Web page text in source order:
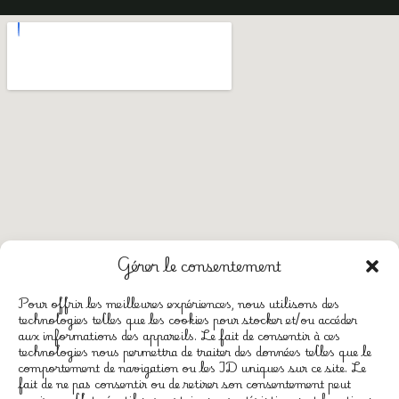
Gérer le consentement
Pour offrir les meilleures expériences, nous utilisons des
technologies telles que les cookies pour stocker et/ou accéder
aux informations des appareils. Le fait de consentir à ces
technologies nous permettra de traiter des données telles que le
comportement de navigation ou les ID uniques sur ce site. Le
fait de ne pas consentir ou de retirer son consentement peut
CGV
Mentions légales